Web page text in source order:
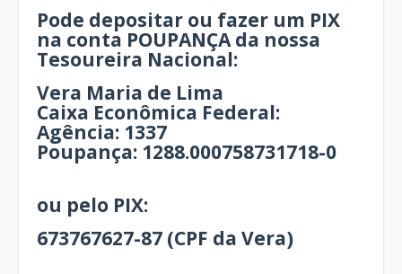
Pode depositar ou fazer um PIX
na conta POUPANÇA da nossa
Tesoureira Nacional:
Vera Maria de Lima
Caixa Econômica Federal:
Agência: 1337
Poupança: 1288.000758731718-0
ou pelo PIX:
673767627-87 (CPF da Vera)